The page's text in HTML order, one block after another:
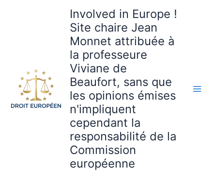
Involved in Europe !
Site chaire Jean
Monnet attribuée à
la professeure
Viviane de
Beaufort, sans que
les opinions émises
n'impliquent
cependant la
responsabilité de la
Commission
européenne